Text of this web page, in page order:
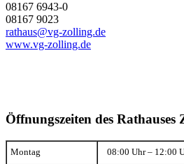
08167 6943-0
08167 9023
rathaus@vg-zolling.de
www.vg-zolling.de
Öffnungszeiten des Rathauses
Montag 08:00 Uhr – 12:00